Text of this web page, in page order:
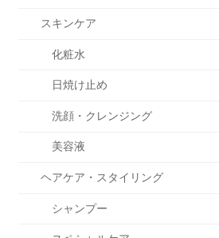
スキンケア
化粧水
日焼け止め
洗顔・クレンジング
美容液
ヘアケア・スタイリング
シャンプー